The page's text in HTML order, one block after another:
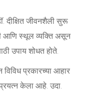
दीक्षित जीवनशैली सुरू
आणि स्थूल व्यक्ति असून
उपाय शोधत होते.
विविध प्रकारच्या आहार
केला आहे. उदा.